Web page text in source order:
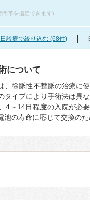
間帯を指定できます)
診療で絞り込む (68件)
について
、徐脈性不整脈の治療に
タイプにより手術法は異
4～14日程度の入院が必
の寿命に応じて交換のた